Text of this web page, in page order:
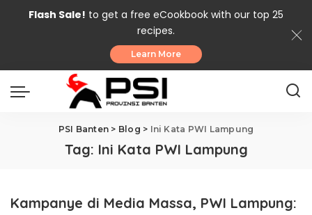
Flash Sale! to get a free eCookbook with our top 25
recipes.
Learn More
PSI Banten > Blog > Ini Kata PWI Lampung
Tag: Ini Kata PWI Lampung
Kampanye di Media Massa, PWI Lampung: